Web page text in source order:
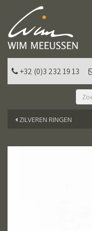
+32 (0)3 232 19 13
ZILVEREN RINGEN